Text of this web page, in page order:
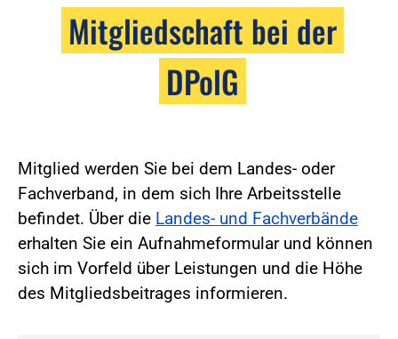
Mitgliedschaft bei der
DPolG
Mitglied werden Sie bei dem Landes- oder
Fachverband, in dem sich Ihre Arbeitsstelle
befindet. Über die Landes- und Fachverbände
erhalten Sie ein Aufnahmeformular und können
sich im Vorfeld über Leistungen und die Höhe
des Mitgliedsbeitrages informieren.